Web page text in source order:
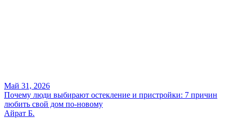
Май 31, 2026
Почему люди выбирают остекление и пристройки: 7 причин
любить свой дом по-новому
Айрат Б.